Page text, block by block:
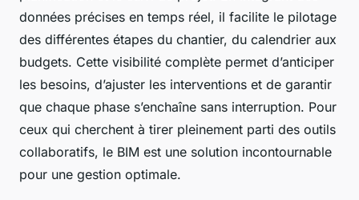
données précises en temps réel, il facilite le pilotage
des différentes étapes du chantier, du calendrier aux
budgets. Cette visibilité complète permet d’anticiper
les besoins, d’ajuster les interventions et de garantir
que chaque phase s’enchaîne sans interruption. Pour
ceux qui cherchent à tirer pleinement parti des outils
collaboratifs, le BIM est une solution incontournable
pour une gestion optimale.